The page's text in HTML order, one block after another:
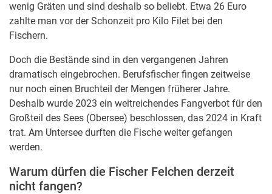
wenig Gräten und sind deshalb so beliebt. Etwa 26 Euro
zahlte man vor der Schonzeit pro Kilo Filet bei den
Fischern.
Doch die Bestände sind in den vergangenen Jahren
dramatisch eingebrochen. Berufsfischer fingen zeitweise
nur noch einen Bruchteil der Mengen früherer Jahre.
Deshalb wurde 2023 ein weitreichendes Fangverbot für den
Großteil des Sees (Obersee) beschlossen, das 2024 in Kraft
trat. Am Untersee durften die Fische weiter gefangen
werden.
Warum dürfen die Fischer Felchen derzeit
nicht fangen?